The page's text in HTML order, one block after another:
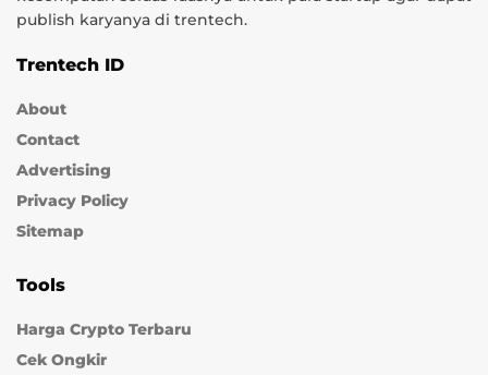
publish karyanya di trentech.
Trentech ID
About
Contact
Advertising
Privacy Policy
Sitemap
Tools
Harga Crypto Terbaru
Cek Ongkir